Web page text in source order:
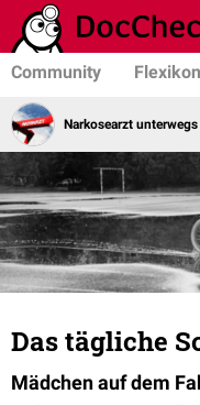
Community Flexikon
Narkosearzt unterwegs
Das tägliche
Mädchen auf dem